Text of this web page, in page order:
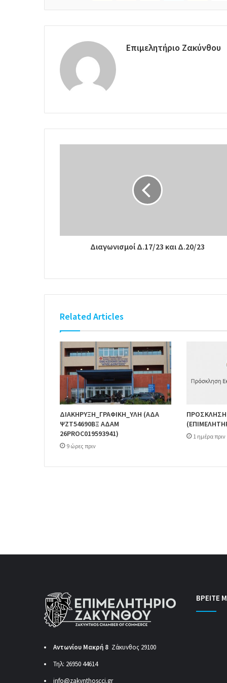
Επιμελητήριο Ζακύνθου
Διαγωνισμοί Δ.17/23 και Δ.20/23
Related Articles
ΔΙΑΚΗΡΥΞΗ_ΓΡΑΦΙΚΗ_ΥΛΗ (ΑΔΑ
ΨΖΤ54690ΒΞ ΑΔΑΜ
26PROC019593941)
9 ώρες πριν
1 ημέρα πριν
Αντωνίου Μακρή 8 Ζάκυνθος 29100
Τηλ: 26950 44614
info@zakynthoscci.gr
ΒΡΕΙΤΕ